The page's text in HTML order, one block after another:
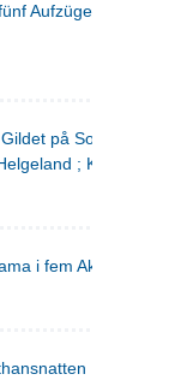
Aufzügen
på Solhaug ; Fru
;
i fem Akter
; Fru Inger